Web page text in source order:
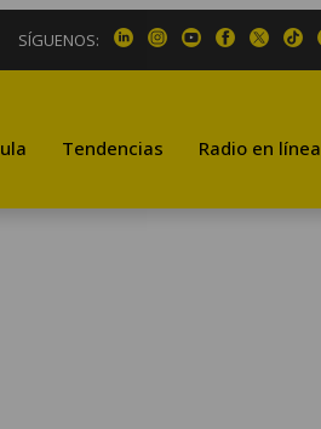
SÍGUENOS:
Tendencias Radio en línea